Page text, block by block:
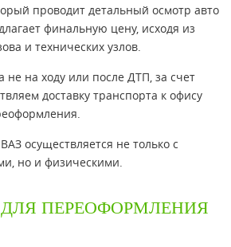
проводит детальный осмотр авто
финальную цену, исходя из
и технических узлов.
не на ходу или после ДТП, за счет
доставку транспорта к офису
осуществляется не только с
но и физическими.
ПЕРЕОФОРМЛЕНИЯ